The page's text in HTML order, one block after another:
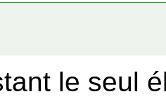
le seul